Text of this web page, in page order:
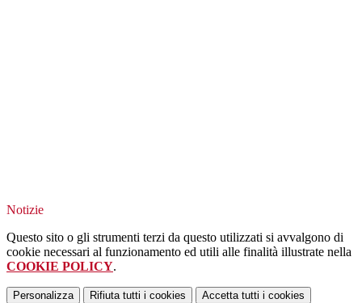
Notizie
Questo sito o gli strumenti terzi da questo utilizzati si avvalgono di
cookie necessari al funzionamento ed utili alle finalità illustrate nella
COOKIE POLICY.
Personalizza Rifiuta tutti i cookies Accetta tutti i cookies